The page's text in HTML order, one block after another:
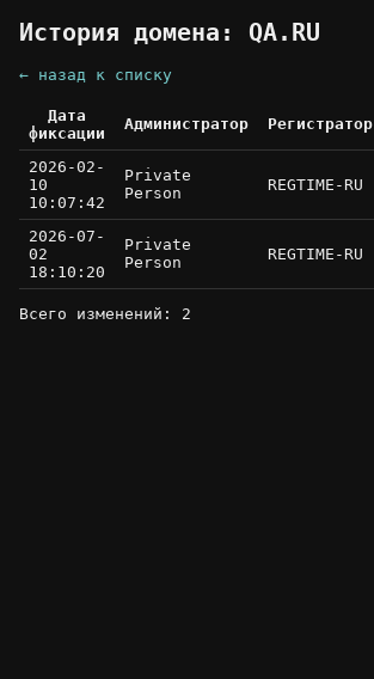
История домена: QA.RU
← назад к списку
Дата
фиксации
Администратор Регистратор
2026-02-
10
10:07:42
Private
Person
REGTIME-RU
2026-07-
02
18:10:20
Private
Person
REGTIME-RU
Всего изменений: 2